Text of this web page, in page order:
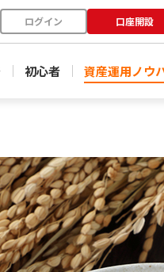
ログイン 口座開設
初心者 資産運用ノウ